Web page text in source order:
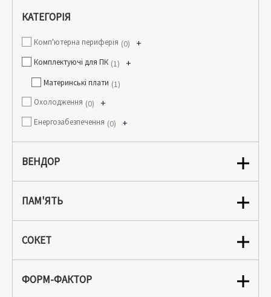
КАТЕГОРІЯ
Комп'ютерна периферія +
0
Комплектуючі для ПК +
1
Материнські плати 1
Охолодження +
0
Енергозабезпечення +
0
ВЕНДОР
ПАМ'ЯТЬ
СОКЕТ
ФОРМ-ФАКТОР